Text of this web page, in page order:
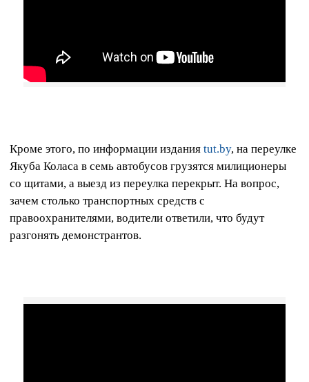
Кроме этого, по информации издания tut.by, на переулке
Якуба Коласа в семь автобусов грузятся милиционеры
со щитами, а выезд из переулка перекрыт. На вопрос,
зачем столько транспортных средств с
правоохранителями, водители ответили, что будут
разгонять демонстрантов.